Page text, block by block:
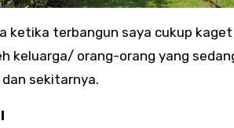
ketika terbangun saya cukup
keluarga/ orang-orang yang
sekitarnya.